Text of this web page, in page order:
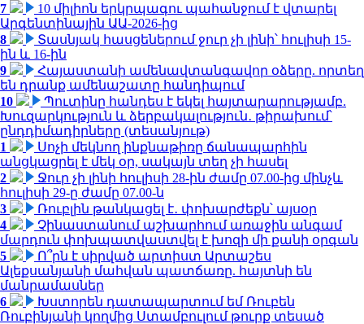
7
10 միլիոն երկրպագու պահանջում է վտարել
Արգենտինային ԱԱ-2026-ից
8
Տասնյակ հասցեներում ջուր չի լինի՝ հուլիսի 15-
ին և 16-ին
9
Հայաստանի ամենավտանգավոր օձերը. որտեղ
են դրանք ամենաշատը հանդիպում
10
Պուտինը հանդես է եկել հայտարարությամբ.
Խուզարկություն և ձերբակալություն․ թիրախում՝
ընդդիմադիրները (տեսանյութ)
1
Սոչի մեկնող ինքնաթիռը ճանապարհին
անցկացրել է մեկ օր, սակայն տեղ չի հասել
2
Ջուր չի լինի հուլիսի 28-ին ժամը 07.00-ից մինչև
հուլիսի 29-ը ժամը 07.00-ն
3
Ռուբլին թանկացել է․ փոխարժեքն՝ այսօր
4
Չինաստանում աշխարհում առաջին անգամ
մարդուն փոխպատվաստվել է խոզի մի քանի օրգան
5
Ո՞րն է սիրված արտիստ Արտաշես
Ալեքսանյանի մահվան պատճառը. հայտնի են
մանրամասներ
6
Խստորեն դատապարտում եմ Ռուբեն
Ռուբինյանի կողմից Ստամբուլում թուրք տեսած